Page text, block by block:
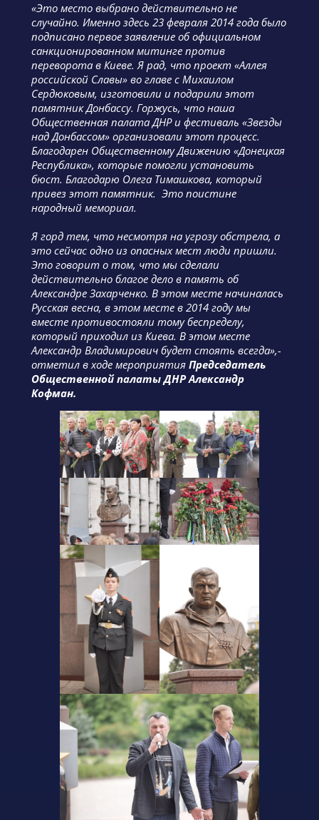
«Это место выбрано действительно не
случайно. Именно здесь 23 февраля 2014 года было
подписано первое заявление об официальном
санкционированном митинге против
переворота в Киеве. Я рад, что проект «Аллея
российской Славы» во главе с Михаилом
Сердюковым, изготовили и подарили этот
памятник Донбассу. Горжусь, что наша
Общественная палата ДНР и фестиваль «Звезды
над Донбассом» организовали этот процесс.
Благодарен Общественному Движению «Донецкая
Республика», которые помогли установить
бюст. Благодарю Олега Тимашкова, который
привез этот памятник. Это поистине
народный мемориал.
Я горд тем, что несмотря на угрозу обстрела, а
это сейчас одно из опасных мест люди пришли.
Это говорит о том, что мы сделали
действительно благое дело в память об
Александре Захарченко. В этом месте начиналась
Русская весна, в этом месте в 2014 году мы
вместе противостояли тому беспределу,
который приходил из Киева. В этом месте
Александр Владимирович будет стоять всегда»,-
отметил в ходе мероприятия Председатель
Общественной палаты ДНР Александр
Кофман.